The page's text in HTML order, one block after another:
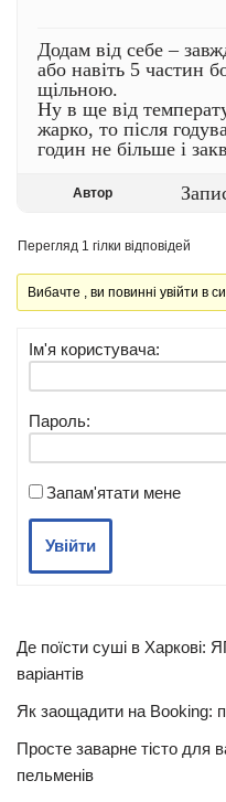
Додам від себе –
або навіть 5 частин
щільною.
Ну в ще від
жарко, то після
годин не більше і
Автор
Перегляд 1 гілки відповідей
Вибачте , ви повинні увійти в
Ім'я користувача:
Пароль:
Запам'ятати мене
Увійти
Де поїсти суші в Харкові:
варіантів
Як заощадити на Booking:
Просте заварне тісто для
пельменів